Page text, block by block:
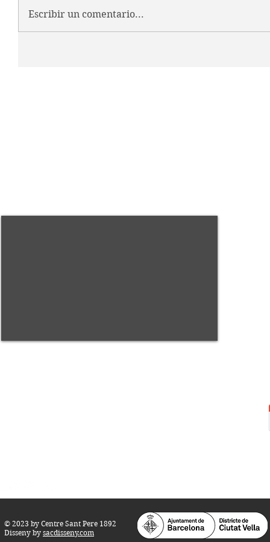
Escribir un comentario...
© 2023 by Centre Sant Pere 1892
Disseny by sacdisseny.com